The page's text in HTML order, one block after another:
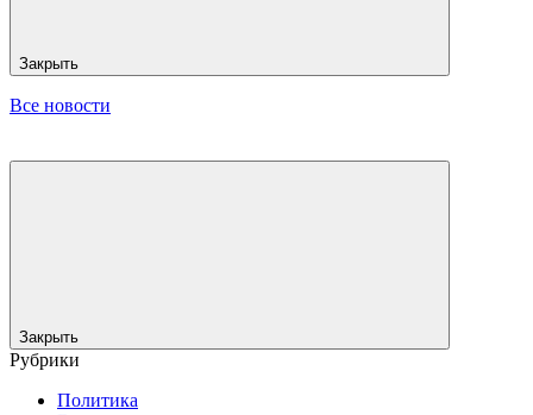
Закрыть
Все новости
Закрыть
Рубрики
Политика